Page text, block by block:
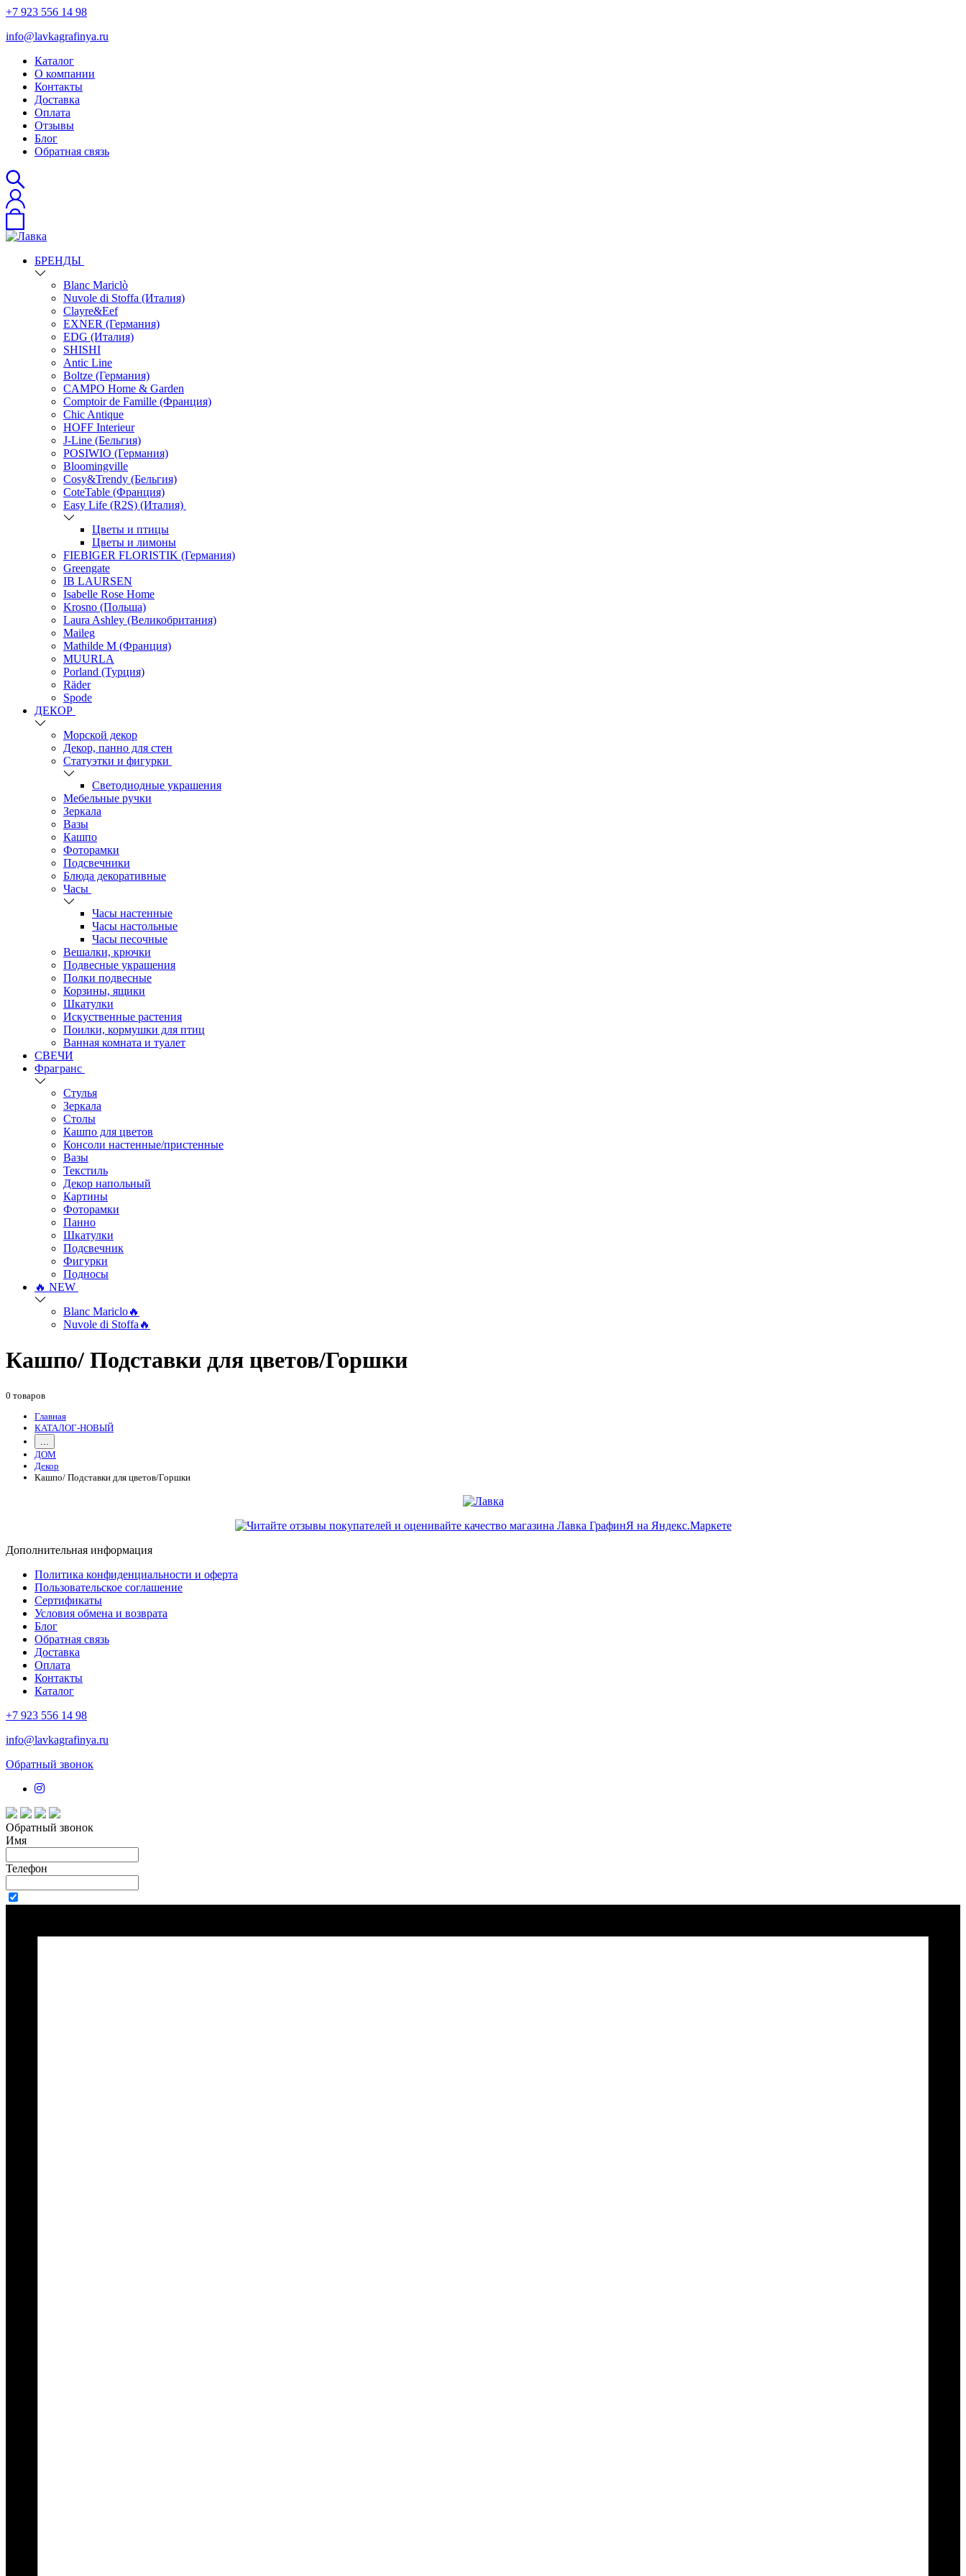
+7 923 556 14 98
info@lavkagrafinya.ru
Каталог
О компании
Контакты
Доставка
Оплата
Отзывы
Блог
Обратная связь
БРЕНДЫ
Blanc Mariclò
Nuvole di Stoffa (Италия)
Clayre&Eef
EXNER (Германия)
EDG (Италия)
SHISHI
Antic Line
Boltze (Германия)
CAMPO Home & Garden
Comptoir de Famille (Франция)
Chic Antique
HOFF Interieur
J-Line (Бельгия)
POSIWIO (Германия)
Bloomingville
Cosy&Trendy (Бельгия)
CoteTable (Франция)
Easy Life (R2S) (Италия)
Цветы и птицы
Цветы и лимоны
FIEBIGER FLORISTIK (Германия)
Greengate
IB LAURSEN
Isabelle Rose Home
Krosno (Польша)
Laura Ashley (Великобритания)
Maileg
Mathilde M (Франция)
MUURLA
Porland (Турция)
Räder
Spode
ДЕКОР
Морской декор
Декор, панно для стен
Статуэтки и фигурки
Светодиодные украшения
Мебельные ручки
Зеркала
Вазы
Кашпо
Фоторамки
Подсвечники
Блюда декоративные
Часы
Часы настенные
Часы настольные
Часы песочные
Вешалки, крючки
Подвесные украшения
Полки подвесные
Корзины, ящики
Шкатулки
Искуственные растения
Поилки, кормушки для птиц
Ванная комната и туалет
СВЕЧИ
Фрагранс
Стулья
Зеркала
Столы
Кашпо для цветов
Консоли настенные/пристенные
Вазы
Текстиль
Декор напольный
Картины
Фоторамки
Панно
Шкатулки
Подсвечник
Фигурки
Подносы
🔥 NEW
Blanc Mariclo🔥
Nuvole di Stoffa🔥
Кашпо/ Подставки для цветов/Горшки
0 товаров
Главная
КАТАЛОГ-НОВЫЙ
...
ДОМ
Декор
Кашпо/ Подставки для цветов/Горшки
Дополнительная информация
Политика конфиденциальности и оферта
Пользовательское соглашение
Сертификаты
Условия обмена и возврата
Блог
Обратная связь
Доставка
Оплата
Контакты
Каталог
+7 923 556 14 98
info@lavkagrafinya.ru
Обратный звонок
Обратный звонок
Имя
Телефон